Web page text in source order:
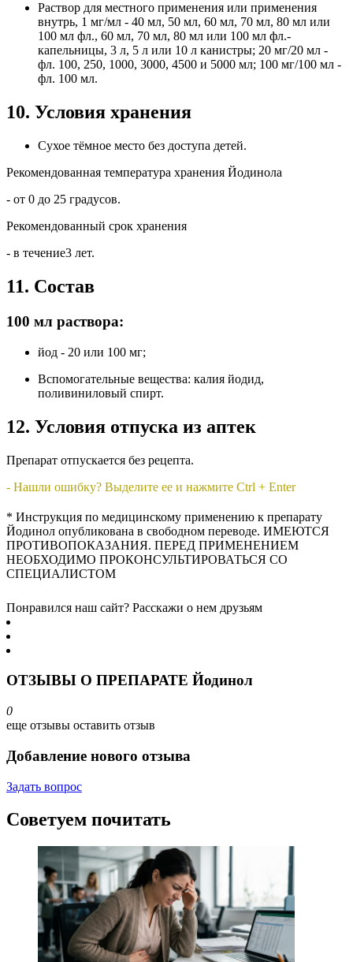
Раствор для местного применения или применения
внутрь, 1 мг/мл - 40 мл, 50 мл, 60 мл, 70 мл, 80 мл или
100 мл фл., 60 мл, 70 мл, 80 мл или 100 мл фл.-
капельницы, 3 л, 5 л или 10 л канистры; 20 мг/20 мл -
фл. 100, 250, 1000, 3000, 4500 и 5000 мл; 100 мг/100 мл -
фл. 100 мл.
10. Условия хранения
Сухое тёмное место без доступа детей.
Рекомендованная температура хранения Йодинола
- от 0 до 25 градусов.
Рекомендованный срок хранения
- в течение3 лет.
11. Состав
100 мл раствора:
йод - 20 или 100 мг;
Вспомогательные вещества: калия йодид,
поливиниловый спирт.
12. Условия отпуска из аптек
Препарат отпускается без рецепта.
- Нашли ошибку? Выделите ее и нажмите Ctrl + Enter
* Инструкция по медицинскому применению к препарату
Йодинол опубликована в свободном переводе. ИМЕЮТСЯ
ПРОТИВОПОКАЗАНИЯ. ПЕРЕД ПРИМЕНЕНИЕМ
НЕОБХОДИМО ПРОКОНСУЛЬТИРОВАТЬСЯ СО
СПЕЦИАЛИСТОМ
Понравился наш сайт? Расскажи о нем друзьям
ОТЗЫВЫ О ПРЕПАРАТЕ Йодинол
0
еще отзывы оставить отзыв
Добавление нового отзыва
Задать вопрос
Советуем почитать